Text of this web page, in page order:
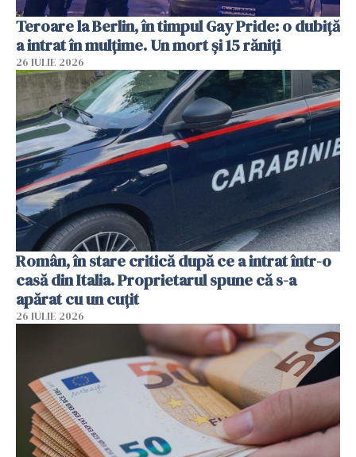
Teroare la Berlin, în timpul Gay Pride: o dubiță
a intrat în mulțime. Un mort și 15 răniți
26 IULIE 2026
Român, în stare critică după ce a intrat într-o
casă din Italia. Proprietarul spune că s-a
apărat cu un cuțit
26 IULIE 2026